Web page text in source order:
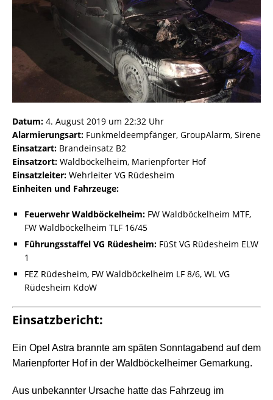
Datum: 4. August 2019 um 22:32 Uhr
Alarmierungsart: Funkmeldeempfänger, GroupAlarm, Sirene
Einsatzart: Brandeinsatz B2
Einsatzort: Waldböckelheim, Marienpforter Hof
Einsatzleiter: Wehrleiter VG Rüdesheim
Einheiten und Fahrzeuge:
Feuerwehr Waldböckelheim: FW Waldböckelheim MTF,
FW Waldböckelheim TLF 16/45
Führungsstaffel VG Rüdesheim: FüSt VG Rüdesheim ELW
1
FEZ Rüdesheim, FW Waldböckelheim LF 8/6, WL VG
Rüdesheim KdoW
Einsatzbericht:
Ein Opel Astra brannte am späten Sonntagabend auf dem
Marienpforter Hof in der Waldböckelheimer Gemarkung.
Aus unbekannter Ursache hatte das Fahrzeug im